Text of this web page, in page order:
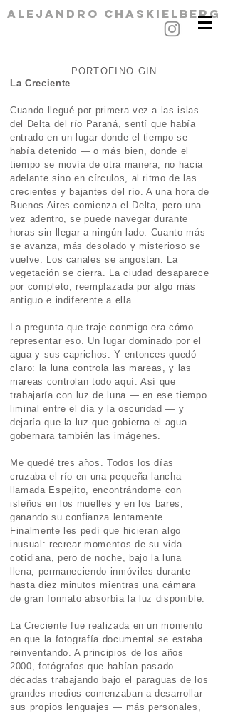
alejandro chaskielberg
PORTOFINO GIN
La Creciente
Cuando llegué por primera vez a las islas
del Delta del río Paraná, sentí que había
entrado en un lugar donde el tiempo se
había detenido — o más bien, donde el
tiempo se movía de otra manera, no hacia
adelante sino en círculos, al ritmo de las
crecientes y bajantes del río. A una hora de
Buenos Aires comienza el Delta, pero una
vez adentro, se puede navegar durante
horas sin llegar a ningún lado. Cuanto más
se avanza, más desolado y misterioso se
vuelve. Los canales se angostan. La
vegetación se cierra. La ciudad desaparece
por completo, reemplazada por algo más
antiguo e indiferente a ella.
La pregunta que traje conmigo era cómo
representar eso. Un lugar dominado por el
agua y sus caprichos. Y entonces quedó
claro: la luna controla las mareas, y las
mareas controlan todo aquí. Así que
trabajaría con luz de luna — en ese tiempo
liminal entre el día y la oscuridad — y
dejaría que la luz que gobierna el agua
gobernara también las imágenes.
Me quedé tres años. Todos los días
cruzaba el río en una pequeña lancha
llamada Espejito, encontrándome con
isleños en los muelles y en los bares,
ganando su confianza lentamente.
Finalmente les pedí que hicieran algo
inusual: recrear momentos de su vida
cotidiana, pero de noche, bajo la luna
llena, permaneciendo inmóviles durante
hasta diez minutos mientras una cámara
de gran formato absorbía la luz disponible.
La Creciente fue realizada en un momento
en que la fotografía documental se estaba
reinventando. A principios de los años
2000, fotógrafos que habían pasado
décadas trabajando bajo el paraguas de los
grandes medios comenzaban a desarrollar
sus propios lenguajes — más personales,